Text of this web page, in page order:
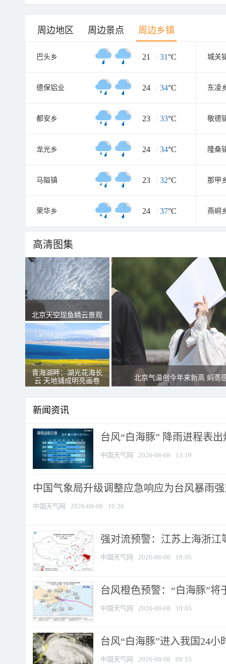
周边地区 周边景点 周边乡镇
巴头乡 21 / 31°C 城关
德保铝业 24 / 34°C 东凌
都安乡 23 / 33°C 敬德
龙光乡 24 / 34°C 隆桑
马隘镇 23 / 32°C 那甲
荣华乡 24 / 37°C 燕峒
高清图集
北京天空现鱼鳞云景观
青海湖畔：湖光花海长
云 天地铺成明亮画卷
北京气温创今年来新高 焖蒸
新闻资讯
台风“白海豚” 降雨进程表
中国天气网 2026-08-08 13:19
中国气象局升级调整应急响应为台风暴雨
中国天气网 2026-08-08 10:26
强对流预警：江苏上海浙江
中国天气网 2026-08-08 10:05
台风橙色预警：“白海豚”将
中国天气网 2026-08-08 10:05
台风“白海豚”进入我国24
中国天气网 2026-08-08 09:55